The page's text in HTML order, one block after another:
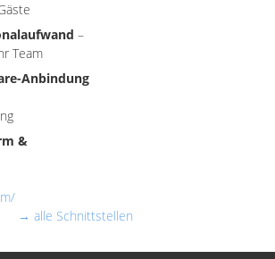
–
Team
Anbindung
&
→ alle Schnittstellen